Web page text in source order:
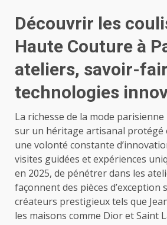
Découvrir les
Haute Couture à
ateliers, savoir-
technologies
La richesse de la mode
sur un héritage artisanal protégé
une volonté constante
visites guidées et expériences
en 2025, de pénétrer dans les
façonnent des pièces d’exception
créateurs prestigieux tels que
les maisons comme Dior et Saint